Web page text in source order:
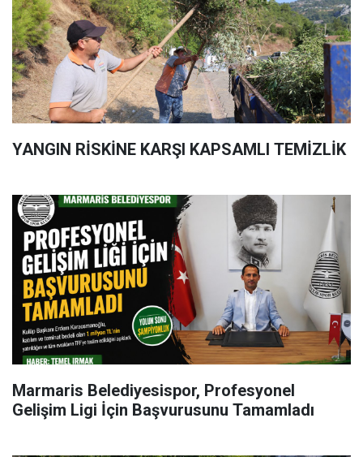
YANGIN RİSKİNE KARŞI KAPSAMLI TEMİZLİK
Marmaris Belediyesispor, Profesyonel
Gelişim Ligi İçin Başvurusunu Tamamladı